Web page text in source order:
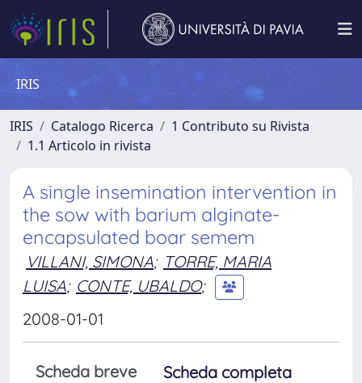
IRIS
IRIS Catalogo Ricerca
1 Contributo su Rivista
1.1 Articolo in rivista
A single insemination intervention in
the sow with barium alginate-
encapsulated boar semem
VILLANI, SIMONA; TORRE, MARIA
LUISA; CONTE, UBALDO;
2008-01-01
Scheda breve
Scheda completa